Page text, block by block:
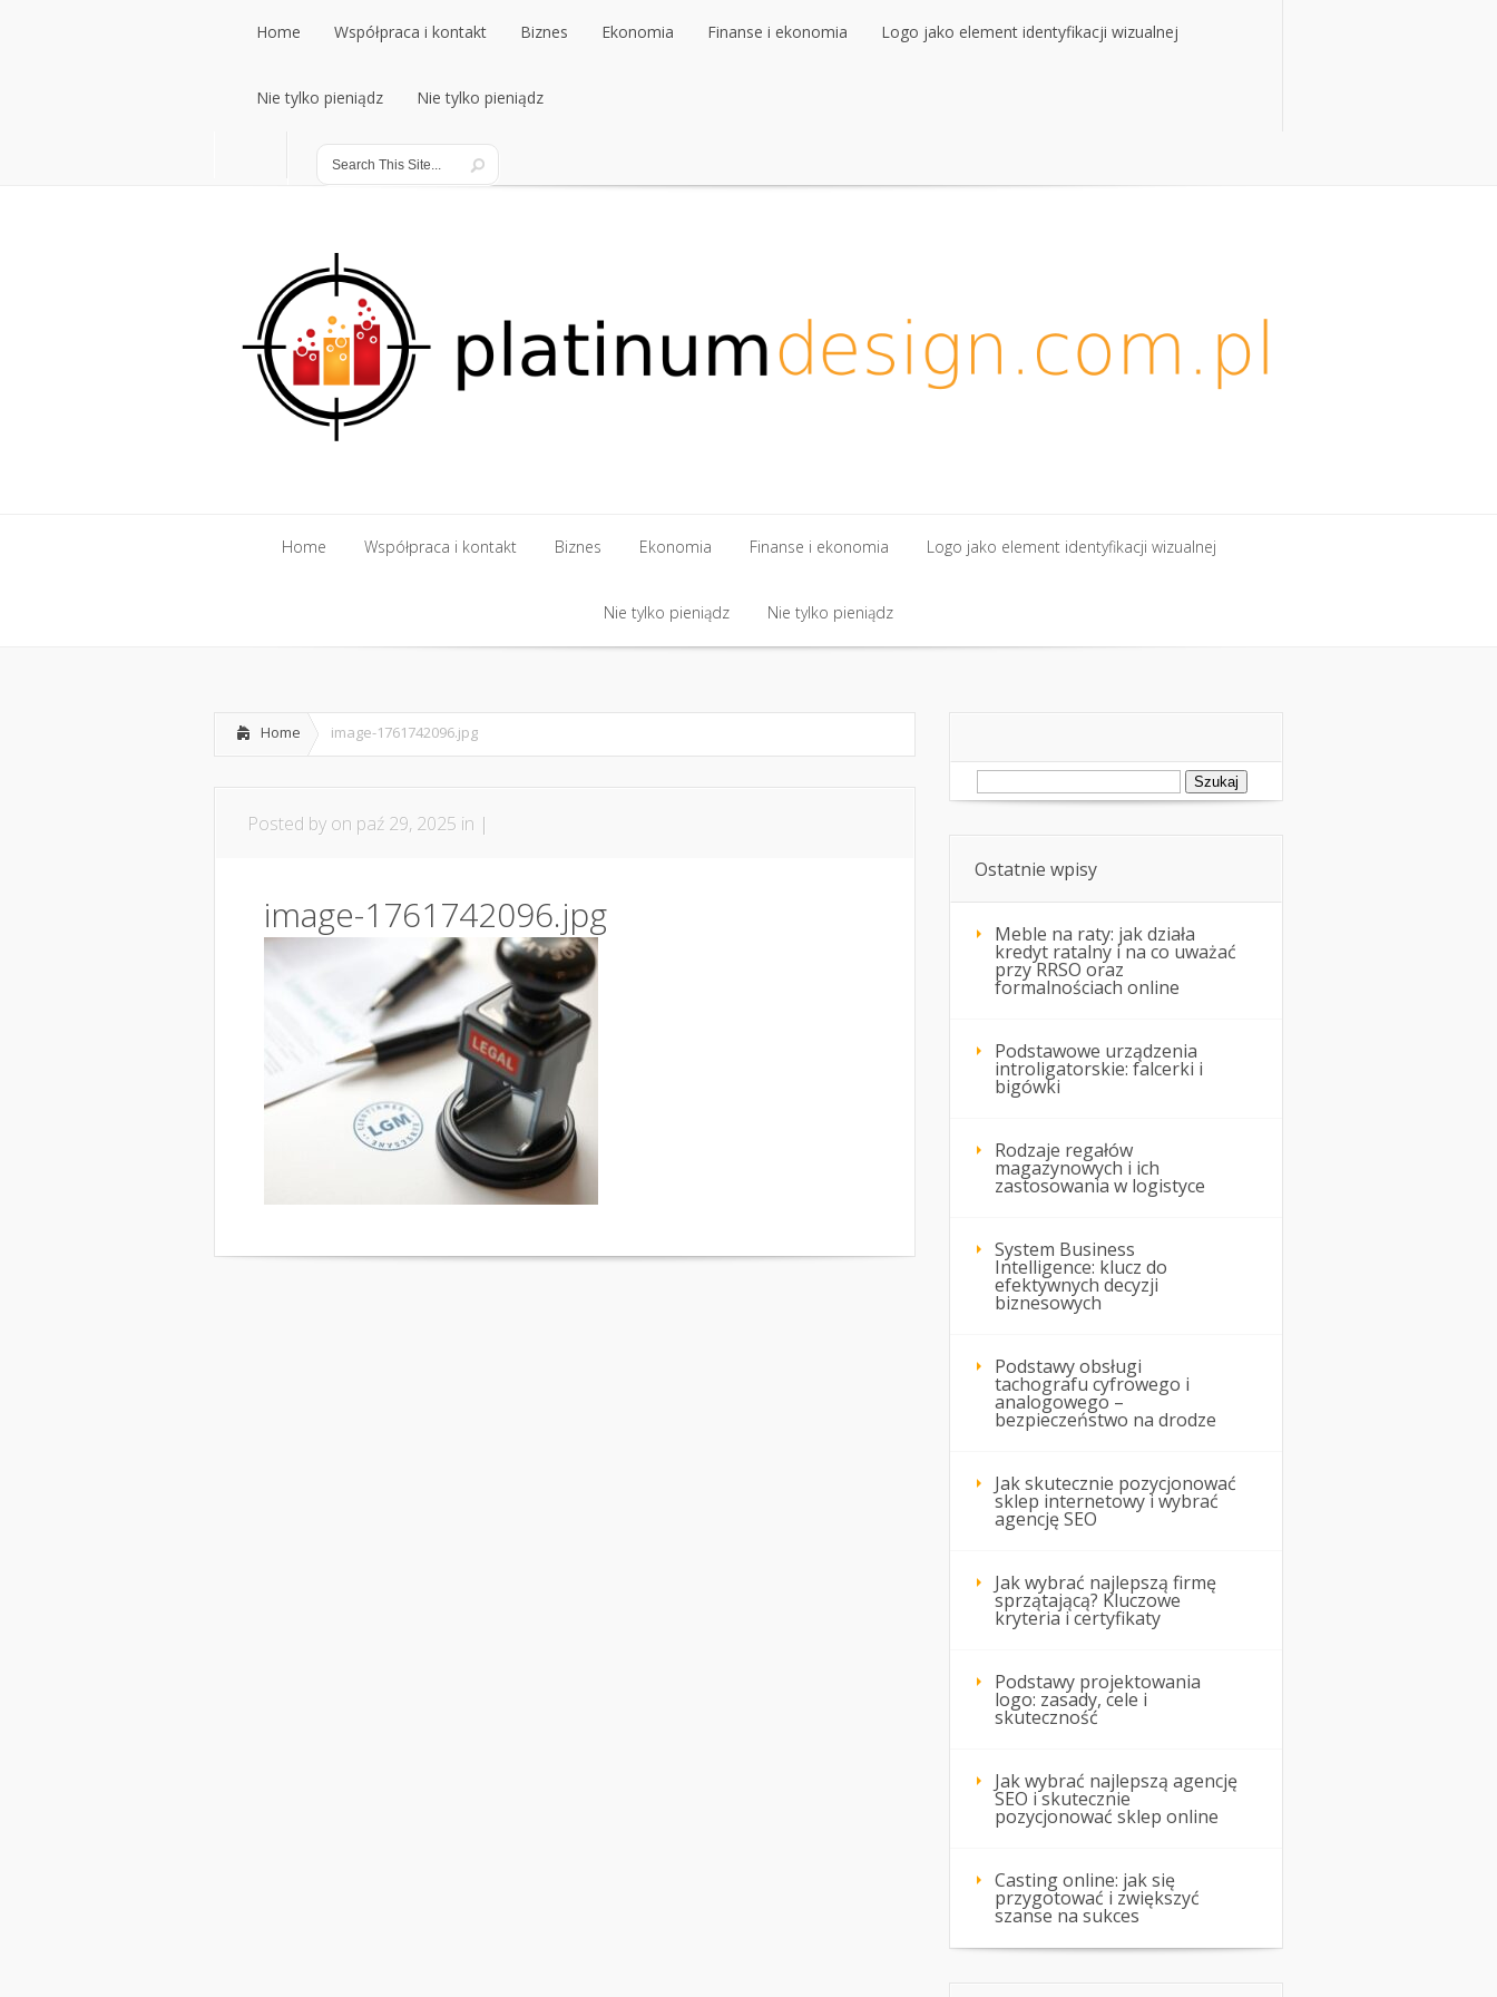
Home
Home
Współpraca i kontakt
Współpraca i kontakt
Biznes
Biznes
Ekonomia Finanse i ekonomia Logo jako element identyfikacji wizualnej
Nie tylko pieniądz
Nie tylko pieniądz
Nie tylko pieniądz
Nie tylko pieniądz
Home Współpraca i kontakt Biznes Ekonomia
Ekonomia
Finanse i ekonomia
Finanse i ekonomia
Logo jako element identyfikacji wizualnej
Nie tylko pieniądz Nie tylko pieniądz
Home image-1761742096.jpg
Posted by on paź 29, 2025 in |
image-1761742096.jpg
Szukaj:
Ostatnie wpisy
Meble na raty: jak działa
kredyt ratalny i na co uważać
przy RRSO oraz
formalnościach online
Podstawowe urządzenia
introligatorskie: falcerki i
bigówki
Rodzaje regałów
magazynowych i ich
zastosowania w logistyce
System Business
Intelligence: klucz do
efektywnych decyzji
biznesowych
Podstawy obsługi
tachografu cyfrowego i
analogowego –
bezpieczeństwo na drodze
Jak skutecznie pozycjonować
sklep internetowy i wybrać
agencję SEO
Jak wybrać najlepszą firmę
sprzątającą? Kluczowe
kryteria i certyfikaty
Podstawy projektowania
logo: zasady, cele i
skuteczność
Jak wybrać najlepszą agencję
SEO i skutecznie
pozycjonować sklep online
Casting online: jak się
przygotować i zwiększyć
szanse na sukces